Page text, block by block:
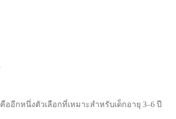
คืออีกหนึ่งตัวเลือกที่เหมาะสำหรับเด็กอายุ 3–6 ปี